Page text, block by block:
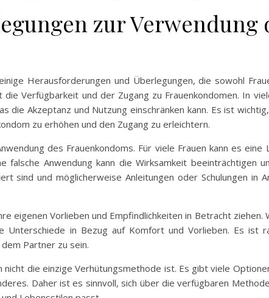
zur Verwendung
Herausforderungen und Überlegungen, die sowohl
Verfügbarkeit und der Zugang zu Frauenkondomen. In
Akzeptanz und Nutzung einschränken kann. Es ist
zu erhöhen und den Zugang zu erleichtern.
des Frauenkondoms. Für viele Frauen kann es eine
Anwendung kann die Wirksamkeit beeinträchtigen
sind und möglicherweise Anleitungen oder Schulungen in
eigenen Vorlieben und Empfindlichkeiten in Betracht ziehen.
Unterschiede in Bezug auf Komfort und Vorlieben. Es ist
Partner zu sein.
die einzige Verhütungsmethode ist. Es gibt viele
Daher ist es sinnvoll, sich über die verfügbaren